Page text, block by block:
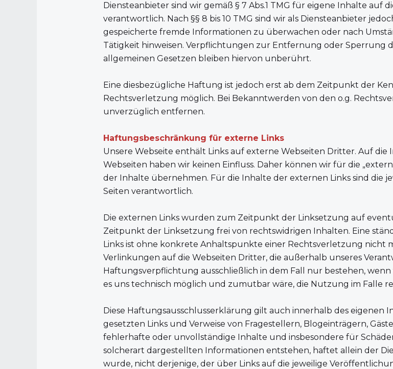
Diensteanbieter sind wir gemäß § 7 Abs.1 TMG für eigene Inhalte auf
verantwortlich. Nach §§ 8 bis 10 TMG sind wir als Diensteanbieter
gespeicherte fremde Informationen zu überwachen oder nach
Tätigkeit hinweisen. Verpflichtungen zur Entfernung oder Sperrung
allgemeinen Gesetzen bleiben hiervon unberührt.
Eine diesbezügliche Haftung ist jedoch erst ab dem Zeitpunkt der
Rechtsverletzung möglich. Bei Bekanntwerden von den o.g.
unverzüglich entfernen.
Haftungsbeschränkung für externe Links
‍Unsere Webseite enthält Links auf externe Webseiten Dritter. Auf
Webseiten haben wir keinen Einfluss. Daher können wir für die
der Inhalte übernehmen. Für die Inhalte der externen Links sind die
Seiten verantwortlich.
Die externen Links wurden zum Zeitpunkt der Linksetzung auf
Zeitpunkt der Linksetzung frei von rechtswidrigen Inhalten. Eine
Links ist ohne konkrete Anhaltspunkte einer Rechtsverletzung nicht
Verlinkungen auf die Webseiten Dritter, die außerhalb unseres
Haftungsverpflichtung ausschließlich in dem Fall nur bestehen,
es uns technisch möglich und zumutbar wäre, die Nutzung im Falle
Diese Haftungsausschlusserklärung gilt auch innerhalb des eigenen
gesetzten Links und Verweise von Fragestellern, Blogeinträgern,
fehlerhafte oder unvollständige Inhalte und insbesondere für
solcherart dargestellten Informationen entstehen, haftet allein der
wurde, nicht derjenige, der über Links auf die jeweilige